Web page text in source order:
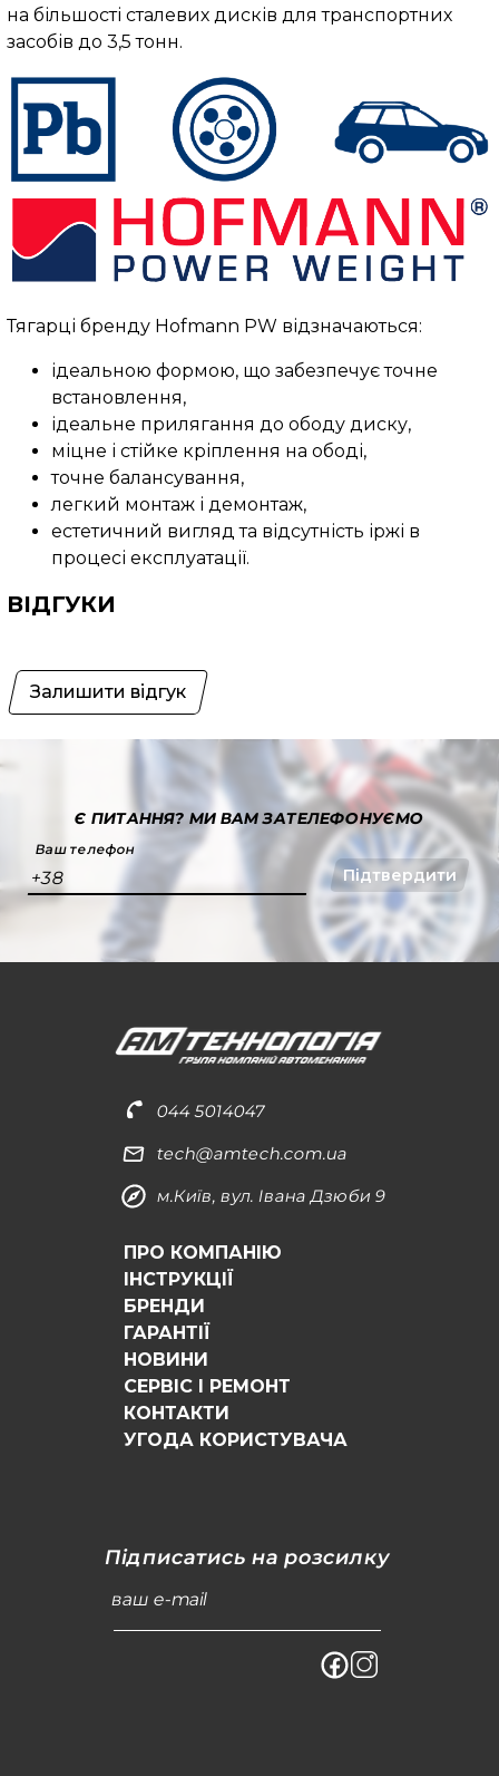
на більшості сталевих дисків для транспортних
засобів до 3,5 тонн.
Тягарці бренду Hofmann PW відзначаються:
ідеальною формою, що забезпечує точне
встановлення,
ідеальне прилягання до ободу диску,
міцне і стійке кріплення на ободі,
точне балансування,
легкий монтаж і демонтаж,
естетичний вигляд та відсутність іржі в
процесі експлуатації.
ВІДГУКИ
Залишити відгук
Є ПИТАННЯ?МИ ВАМ ЗАТЕЛЕФОНУЄМО
Ваш телефон
+38 Підтвердити
044 5014047
tech@amtech.com.ua
м.Київ, вул. Івана Дзюби 9
ПРО КОМПАНІЮ
ІНСТРУКЦІЇ
БРЕНДИ
ГАРАНТІЇ
НОВИНИ
СЕРВІС І РЕМОНТ
КОНТАКТИ
УГОДА КОРИСТУВАЧА
Підписатись на розсилку
ваш e-mail